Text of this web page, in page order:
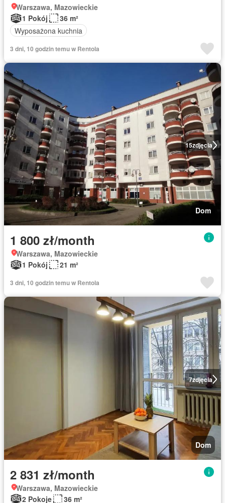
Warszawa, Mazowieckie
1 Pokój
36 m²
Wyposażona kuchnia
3 dni, 10 godzin temu w Rentola
15zdjęcia
Dom
1 800 zł/month
Warszawa, Mazowieckie
1 Pokój
21 m²
3 dni, 10 godzin temu w Rentola
7zdjęcia
Dom
2 831 zł/month
Warszawa, Mazowieckie
2 Pokoje
36 m²